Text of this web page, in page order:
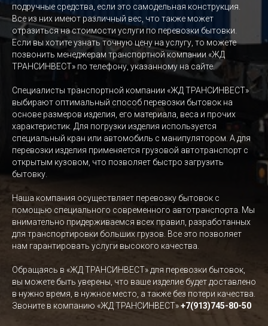
подручные средства, если это самодельная конструкция.
Все из них имеют различный вес, что также может
отразиться на стоимости услуги по перевозки бытовки.
Если вы хотите узнать точную цену на услугу, то можете
позвонить менеджерам транспортной компании «ЖД
ТРАНСИНВЕСТ» по телефону, указанному на сайте.
Специалисты транспортной компании «ЖД ТРАНСИНВЕСТ»
выбирают оптимальный способ перевозки бытовок на
основе размеров изделия, его материала, веса и прочих
характеристик. Для погрузки изделия используется
специальный кран или автомобиль с манипулятором. А для
перевозки изделия применяется грузовой автотранспорт с
открытым кузовом, что позволяет быстро загрузить
бытовку.
Наша компания осуществляет перевозку бытовок с
помощью специального современного автотранспорта. Мы
внимательно придерживаемся всех правил, разработанных
для транспортировки больших грузов. Все это позволяет
нам гарантировать услуги высокого качества.
Обращаясь в «ЖД ТРАНСИНВЕСТ» для перевозки бытовок,
вы можете быть уверены, что ваше изделие будет доставлено
в нужно время, в нужное место, а также без потери качества.
Звоните в компанию «ЖД ТРАНСИНВЕСТ»+7(913)745-80-50